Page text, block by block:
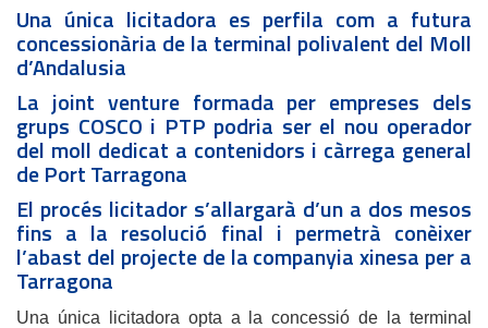
Una única licitadora es perfila com a futura
concessionària de la terminal polivalent del Moll
d’Andalusia
La joint venture formada per empreses dels
grups COSCO i PTP podria ser el nou operador
del moll dedicat a contenidors i càrrega general
de Port Tarragona
El procés licitador s’allargarà d’un a dos mesos
fins a la resolució final i permetrà conèixer
l’abast del projecte de la companyia xinesa per a
Tarragona
Una única licitadora opta a la concessió de la terminal